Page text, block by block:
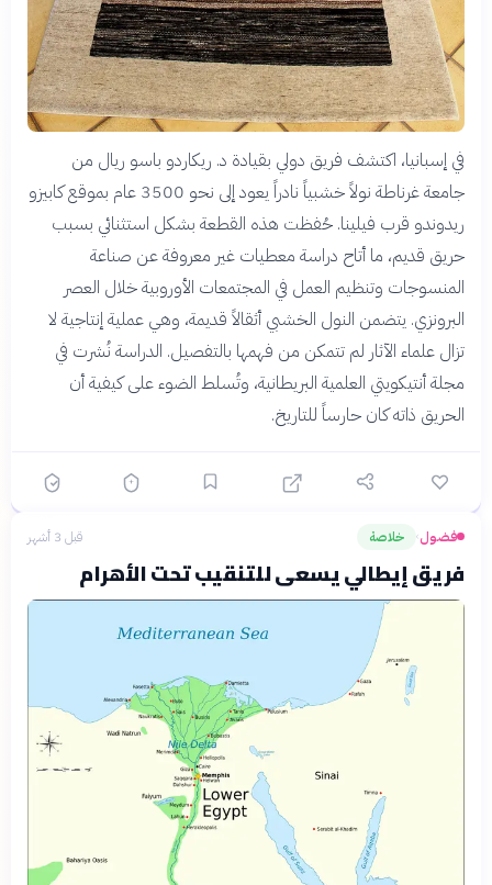
في إسبانيا، اكتشف فريق دولي بقيادة د. ريكاردو باسو ريال من
جامعة غرناطة نولاً خشبياً نادراً يعود إلى نحو 3500 عام بموقع كابيزو
ريدوندو قرب فيلينا. حُفظت هذه القطعة بشكل استثنائي بسبب
حريق قديم، ما أتاح دراسة معطيات غير معروفة عن صناعة
المنسوجات وتنظيم العمل في المجتمعات الأوروبية خلال العصر
البرونزي. يتضمن النول الخشبي أثقالاً قديمة، وهي عملية إنتاجية لا
تزال علماء الآثار لم تتمكن من فهمها بالتفصيل. الدراسة نُشرت في
مجلة أنتيكويتي العلمية البريطانية، وتُسلط الضوء على كيفية أن
الحريق ذاته كان حارساً للتاريخ.
فضول› خلاصة قبل 3 أشهر
فريق إيطالي يسعى للتنقيب تحت الأهرام